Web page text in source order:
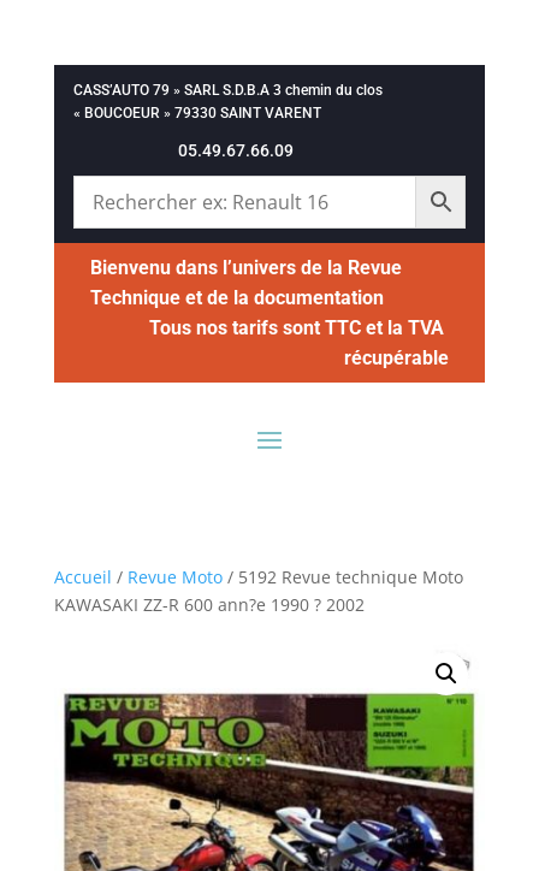
CASS’AUTO 79 » SARL S.D.B.A 3 chemin du clos
« BOUCOEUR » 79330 SAINT VARENT
05.49.67.66.09
Bienvenu dans l’univers de la Revue
Technique et de la documentation
Tous nos tarifs sont TTC et la TVA
récupérable
Accueil / Revue Moto/ 5192 Revue technique Moto
KAWASAKI ZZ-R 600 ann?e 1990 ? 2002